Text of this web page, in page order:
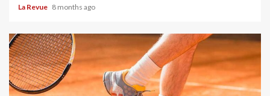
La Revue 8 months ago